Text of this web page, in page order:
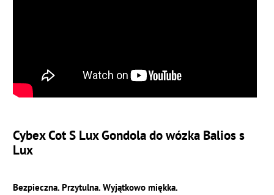
Cybex Cot S Lux Gondolado wózka Balios s
Lux
Bezpieczna. Przytulna. Wyjątkowo miękka.